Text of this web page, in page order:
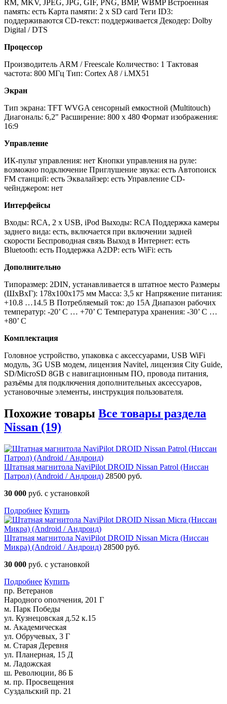
RM, MKV, JPEG, JPG, GIF, PNG, BMP, WBMP Встроенная
память: есть Карта памяти: 2 x SD card Теги ID3:
поддерживаются CD-текст: поддерживается Декодер: Dolby
Digital / DTS
Процессор
Производитель ARM / Freescale Количество: 1 Тактовая
частота: 800 МГц Тип: Cortex A8 / i.MX51
Экран
Тип экрана: TFT WVGA сенсорный емкостной (Multitouch)
Диагональ: 6,2" Расширение: 800 х 480 Формат изображения:
16:9
Управление
ИК-пульт управления: нет Кнопки управления на руле:
возможно подключение Приглушение звука: есть Автопоиск
FM станций: есть Эквалайзер: есть Управление CD-
чейнджером: нет
Интерфейсы
Входы: RCA, 2 x USB, iPod Выходы: RCA Поддержка камеры
заднего вида: есть, включается при включении задней
скорости Беспроводная связь Выход в Интернет: есть
Bluetooth: есть Поддержка A2DP: есть WiFi: есть
Дополнительно
Типоразмер: 2DIN, устанавливается в штатное место Размеры
(ШхВхГ): 178x100x175 мм Масса: 3,5 кг Напряжение питания:
+10.8 …14.5 В Потребляемый ток: до 15A Диапазон рабочих
температур: -20’ C … +70’ C Температура хранения: -30’ C …
+80’ C
Комплектация
Головное устройство, упаковка с аксессуарами, USB WiFi
модуль, 3G USB модем, лицензия Navitel, лицензия City Guide,
SD/MicroSD 8GB с навигационным ПО, провода питания,
разъёмы для подключения дополнительных аксессуаров,
установочные элементы, инструкция пользователя.
Похожие товары Все товары раздела
Nissan (19)
Штатная магнитола NaviPilot DROID Nissan Patrol (Ниссан
Патрол) (Android / Андроид) 28500 руб.
30 000 руб. с установкой
Подробнее Купить
Штатная магнитола NaviPilot DROID Nissan Micra (Ниссан
Микра) (Android / Андроид) 28500 руб.
30 000 руб. с установкой
Подробнее Купить
пр. Ветеранов
Народного ополчения, 201 Г
м. Парк Победы
ул. Кузнецовская д.52 к.15
м. Академическая
ул. Обручевых, 3 Г
м. Старая Деревня
ул. Планерная, 15 Д
м. Ладожская
ш. Революции, 86 Б
м. пр. Просвещения
Суздальский пр. 21